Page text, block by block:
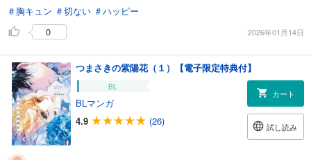
＃胸キュン ＃切ない ＃ハッピー
0
2026年01月14日
つまさきの紫陽花（１）【電子限定特典付】
BL
BLマンガ
4.9
(26)
カート
試し読み